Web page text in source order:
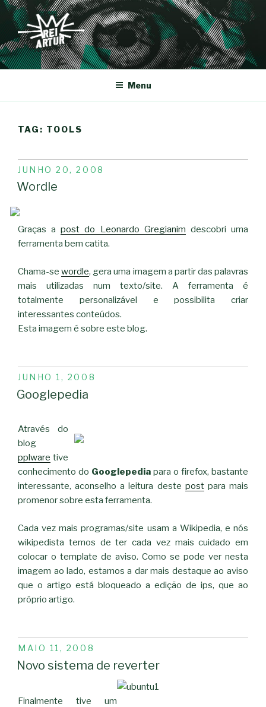
Saltar
para
conteúdo
REI-ARTUR
Menu
TAG: TOOLS
PUBLICADO
EM
JUNHO 20, 2008
Wordle
Graças apost do Leonardo Gregianim descobri uma
ferramenta bem catita.
Chama-sewordle, gera uma imagem a partir das palavras
mais utilizadas num texto/site. A ferramenta é
totalmente personalizável e possibilita criar
interessantes conteúdos.
Esta imagem é sobre este blog.
PUBLICADO
EM
JUNHO 1, 2008
Googlepedia
Através do
blog
pplware tive
conhecimento do Googlepedia para o firefox, bastante
interessante, aconselho a leitura deste postpara mais
promenor sobre esta ferramenta.
Cada vez mais programas/site usam a Wikipedia, e nós
wikipedista temos de ter cada vez mais cuidado em
colocar o template de aviso. Como se pode ver nesta
imagem ao lado, estamos a dar mais destaque ao aviso
que o artigo está bloqueado a edição de ips, que ao
próprio artigo.
PUBLICADO
EM
MAIO 11, 2008
Novo sistema de reverter
Finalmente tive um